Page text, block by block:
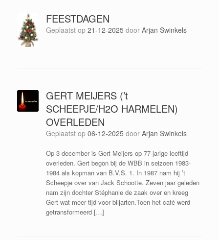
FEESTDAGEN
Geplaatst op 21-12-2025 door Arjan Swinkels
GERT MEIJERS (’t
SCHEEPJE/H2O HARMELEN)
OVERLEDEN
Geplaatst op 06-12-2025 door Arjan Swinkels
Op 3 december is Gert Meijers op 77-jarige leeftijd
overleden. Gert begon bij de WBB in seizoen 1983-
1984 als kopman van B.V.S. 1. In 1987 nam hij ’t
Scheepje over van Jack Schootte. Zeven jaar geleden
nam zijn dochter Stéphanie de zaak over en kreeg
Gert wat meer tijd voor biljarten.Toen het café werd
getransformeerd […]